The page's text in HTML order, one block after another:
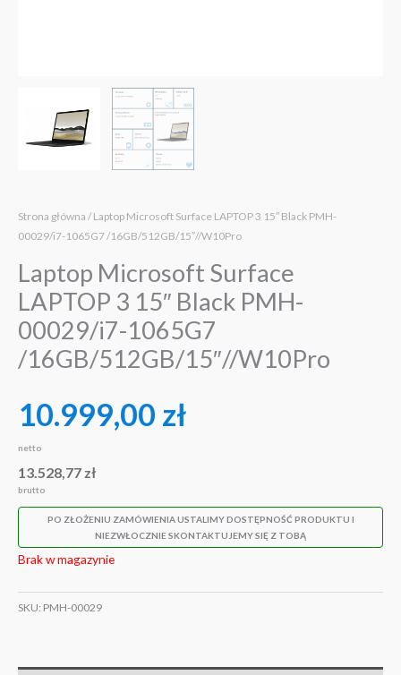
Strona główna / Laptop Microsoft Surface LAPTOP 3 15″ Black PMH-
00029/i7-1065G7 /16GB/512GB/15″//W10Pro
Laptop Microsoft Surface
LAPTOP 3 15″ Black PMH-
00029/i7-1065G7
/16GB/512GB/15″//W10Pro
10.999,00 zł
netto
13.528,77 zł
brutto
PO ZŁOŻENIU ZAMÓWIENIA USTALIMY DOSTĘPNOŚĆ PRODUKTU I
NIEZWŁOCZNIE SKONTAKTUJEMY SIĘ Z TOBĄ
Brak w magazynie
SKU: PMH-00029